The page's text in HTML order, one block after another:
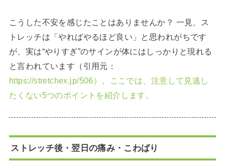
こうした不安を感じたことはありませんか？ 一見、ス
トレッチは「やればやるほど良い」と思われがちです
が、実は“やりすぎ”のサインが体にはしっかりと現れる
と言われています（引用元：
https://stretchex.jp/506）。ここでは、注意して見逃し
たくない5つのポイントを紹介します。
ストレッチ後・翌日の痛み・こわばり